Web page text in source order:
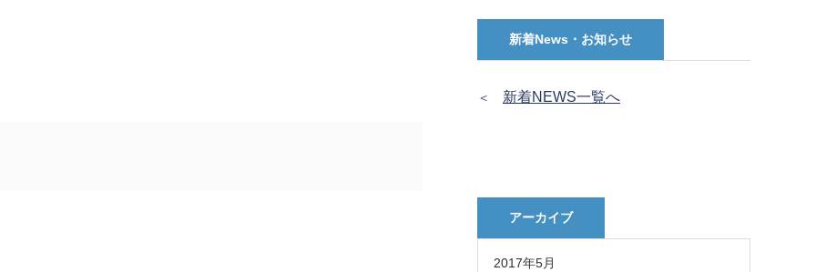
新着News・お知らせ
＜ 新着NEWS一覧へ
アーカイブ
2017年5月